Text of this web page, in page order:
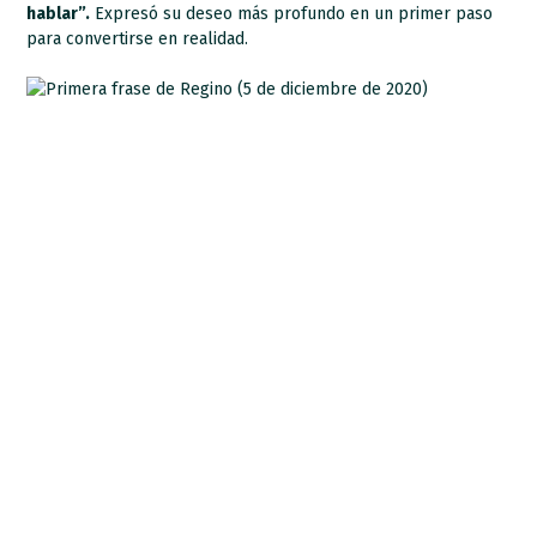
hablar”. Expresó su deseo más profundo en un primer paso
para convertirse en realidad.